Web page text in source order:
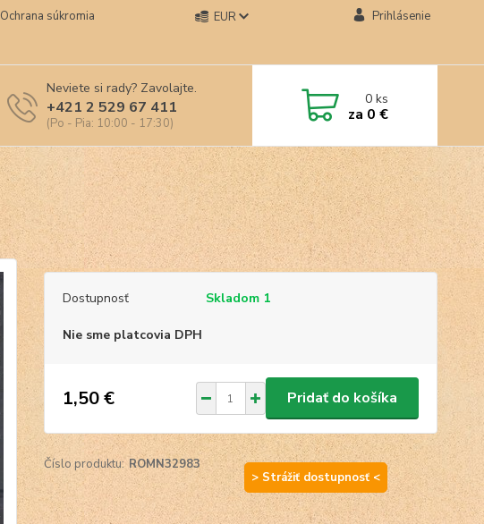
Ochrana súkromia
EUR Prihlásenie
Neviete si rady? Zavolajte.
+421 2 529 67 411
(Po - Pia: 10:00 - 17:30)
0ks
za 0 €
Dostupnosť Skladom 1
Nie sme platcovia DPH
1,50 € Pridať do košíka
Číslo produktu: ROMN32983
> Strážiť dostupnosť <